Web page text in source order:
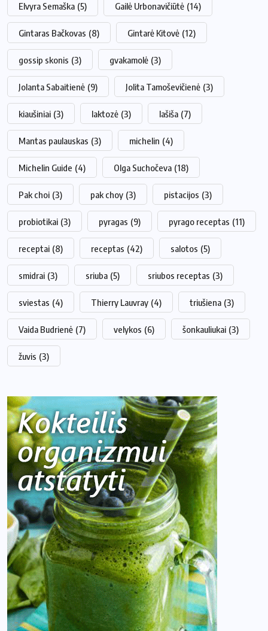
Elvyra Semaška (5) Gailė Urbonavičiūtė (14)
Gintaras Bačkovas (8) Gintarė Kitovė (12)
gossip skonis (3) gvakamolė (3)
Jolanta Sabaitienė (9) Jolita Tamoševičienė (3)
kiaušiniai (3) laktozė (3) lašiša (7)
Mantas paulauskas (3) michelin (4)
Michelin Guide (4) Olga Suchočeva (18)
Pak choi (3) pak choy (3) pistacijos (3)
probiotikai (3) pyragas (9) pyrago receptas (11)
receptai (8) receptas (42) salotos (5)
smidrai (3) sriuba (5) sriubos receptas (3)
sviestas (4) Thierry Lauvray (4) triušiena (3)
Vaida Budrienė (7) velykos (6) šonkauliukai (3)
žuvis (3)